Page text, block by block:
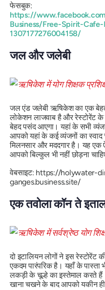
फेसबुक:
https://
Business/Free-Spirit-Cafe-
1307177276004158/
जल और जलेबी
जल एंड जलेबी ऋषिकेश का एक
लोकेशन लाजवाब है और रेस्टोरेंट
बेहद पसंद आएगा। यहां के सभी
आपको यहां के कई व्यंजनों का
मिलनसार और मददगार है। यह एक
आपको बिल्कुल भी नहीं छोड़ना
वेबसाइट: https://holywater-
ganges.business.site/
एक तवोला कॉन ते
दो इटालियन लोगों ने इस रेस्टोरेंट
एकदम पारंपरिक है। यहाँ के पास्ता
लकड़ी के चूल्हे का इस्तेमाल करते
खाना चखने के बाद आपको यकीन ही